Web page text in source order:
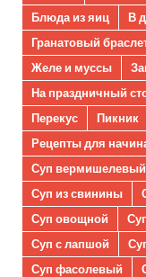
Блюда из яиц
В
Гранатовый
Желе и муссы
На праздничный
Перекус
Пикник
Рецепты для
Суп вермишелевый
Суп из свинины
Суп овощной
Суп с лапшой
Суп фасолевый